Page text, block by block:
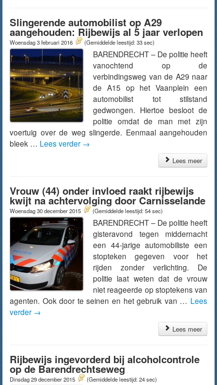
Slingerende automobilist op A29
aangehouden: Rijbewijs al 5 jaar verlopen
Woensdag 3 februari 2016 (Gemiddelde leestijd: 33 sec)
BARENDRECHT – De politie heeft
vanochtend op de
verbindingsweg van de A29 naar
de A15 op het Vaanplein een
automobilist tot stilstand
gedwongen. Hiertoe besloot de
politie omdat de man met zijn
voertuig over de weg slingerde. Eenmaal aangehouden
bleek … Lees verder →
Lees meer
Vrouw (44) onder invloed raakt rijbewijs
kwijt na achtervolging door Carnisselande
Woensdag 30 december 2015 (Gemiddelde leestijd: 54 sec)
BARENDRECHT – De politie heeft
gisteravond tegen middernacht
een 44-jarige automobiliste een
stopteken gegeven voor het
rijden zonder verlichting. De
politie laat weten dat de vrouw
niet reageerde op stoptekens van
agenten. Ook door te seinen en het gebruik van … Lees
verder →
Lees meer
Rijbewijs ingevorderd bij alcoholcontrole
op de Barendrechtseweg
Dinsdag 29 december 2015 (Gemiddelde leestijd: 24 sec)